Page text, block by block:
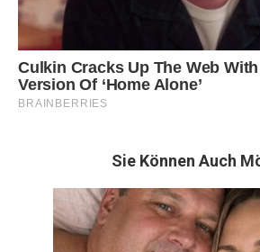
Sie Können Auch